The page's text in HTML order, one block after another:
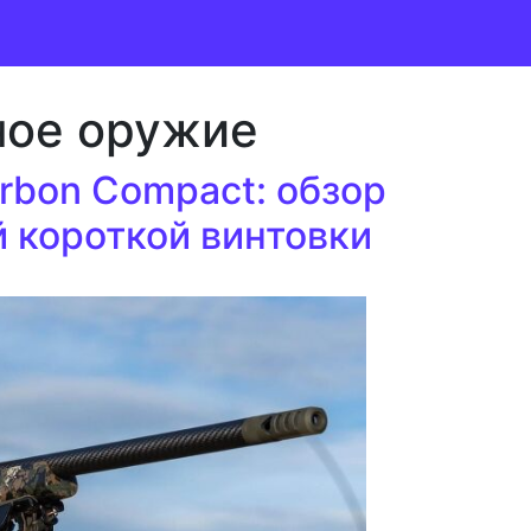
оружие
Compact: обзор
винтовки